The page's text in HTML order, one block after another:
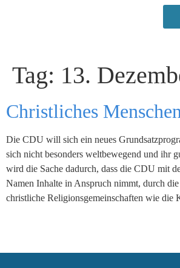
Tag: 13.
Christliches
Die CDU will sich ein neues
sich nicht besonders weltbewegend und ihr
wird die Sache dadurch, dass die CDU mit
Namen Inhalte in Anspruch nimmt, durch
christliche Religionsgemeinschaften wie die